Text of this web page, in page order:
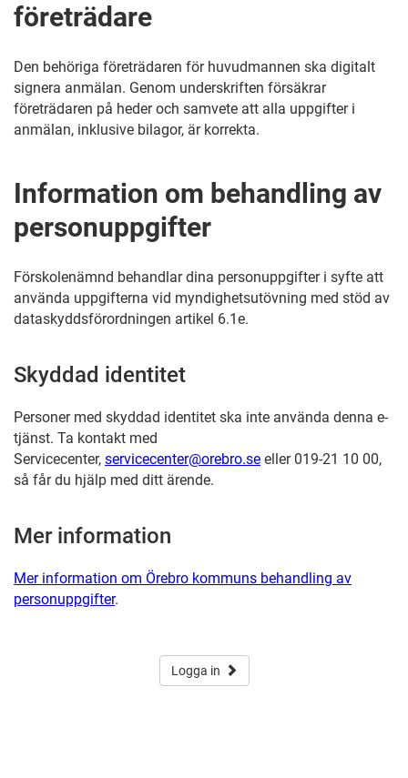
företrädare
Den behöriga företrädaren för huvudmannen ska digitalt
signera anmälan. Genom underskriften försäkrar
företrädaren på heder och samvete att alla uppgifter i
anmälan, inklusive bilagor, är korrekta.
Information om behandling av
personuppgifter
Förskolenämnd behandlar dina personuppgifter i syfte att
använda uppgifterna vid myndighetsutövning med stöd av
dataskyddsförordningen artikel 6.1e.
Skyddad identitet
Personer med skyddad identitet ska inte använda denna e-
tjänst. Ta kontakt med
Servicecenter, servicecenter@orebro.se eller 019-21 10 00,
så får du hjälp med ditt ärende.
Mer information
Mer information om Örebro kommuns behandling av
personuppgifter.
Logga in